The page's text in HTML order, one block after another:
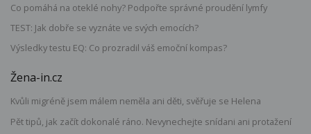
Co pomáhá na oteklé nohy? Podpořte správné proudění lymfy
TEST: Jak dobře se vyznáte ve svých emocích?
Výsledky testu EQ: Co prozradil váš emoční kompas?
Žena-in.cz
Kvůli migréně jsem málem neměla ani děti, svěřuje se Helena
Pět tipů, jak začít dokonalé ráno. Nevynechejte snídani ani protažení